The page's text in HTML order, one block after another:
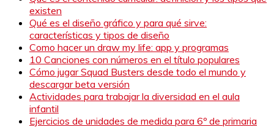
existen
Qué es el diseño gráfico y para qué sirve:
características y tipos de diseño
Como hacer un draw my life: app y programas
10 Canciones con números en el título populares
Cómo jugar Squad Busters desde todo el mundo y
descargar beta versión
Actividades para trabajar la diversidad en el aula
infantil
Ejercicios de unidades de medida para 6º de primaria